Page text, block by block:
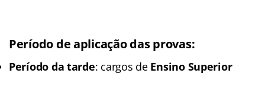
Período de aplicação das provas:
Período da tarde: cargos de Ensino Superior